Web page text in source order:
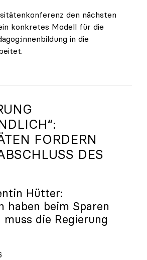
den nächsten
konkretes Modell für die
in die
an den Universitäten: Für
FORDERN
DES
Hütter:
haben beim Sparen
die Regierung